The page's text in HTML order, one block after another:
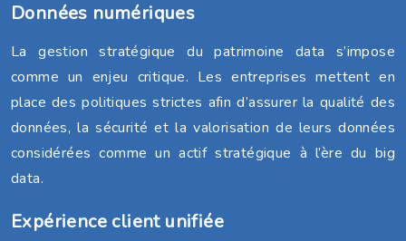
Données numériques
La gestion stratégique du patrimoine data s’impose
comme un enjeu critique. Les entreprises mettent en
place des politiques strictes afin d’assurer la qualité des
données, la sécurité et la valorisation de leurs données
considérées comme un actif stratégique à l’ère du big
data.
Expérience client unifiée